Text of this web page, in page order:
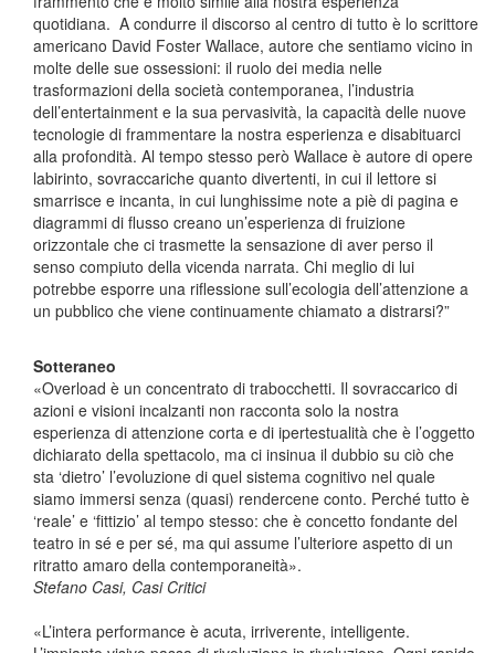
quotidiana. A condurre il discorso al centro di tutto è lo scrittore
americano David Foster Wallace, autore che sentiamo vicino in
molte delle sue ossessioni: il ruolo dei media nelle
trasformazioni della società contemporanea, l’industria
dell’entertainment e la sua pervasività, la capacità delle nuove
tecnologie di frammentare la nostra esperienza e disabituarci
alla profondità. Al tempo stesso però Wallace è autore di opere
labirinto, sovraccariche quanto divertenti, in cui il lettore si
smarrisce e incanta, in cui lunghissime note a piè di pagina e
diagrammi di flusso creano un’esperienza di fruizione
orizzontale che ci trasmette la sensazione di aver perso il
senso compiuto della vicenda narrata. Chi meglio di lui
potrebbe esporre una riflessione sull’ecologia dell’attenzione a
un pubblico che viene continuamente chiamato a distrarsi?”
Sotteraneo
«Overload è un concentrato di trabocchetti. Il sovraccarico di
azioni e visioni incalzanti non racconta solo la nostra
esperienza di attenzione corta e di ipertestualità che è l’oggetto
dichiarato della spettacolo, ma ci insinua il dubbio su ciò che
sta ‘dietro’ l’evoluzione di quel sistema cognitivo nel quale
siamo immersi senza (quasi) rendercene conto. Perché tutto è
‘reale’ e ‘fittizio’ al tempo stesso: che è concetto fondante del
teatro in sé e per sé, ma qui assume l’ulteriore aspetto di un
ritratto amaro della contemporaneità».
Stefano Casi, Casi Critici
«L’intera performance è acuta, irriverente, intelligente.